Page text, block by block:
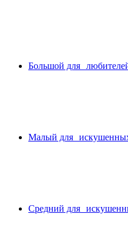
Большой для
Малый для
Средний для